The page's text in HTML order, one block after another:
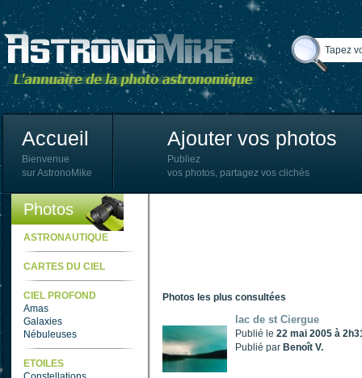
Accueil
Bienvenue
sur AstronoMike
Ajouter vos photos
Publiez
vos photos, partagez vos clichés
Photos
ASTRONAUTIQUE
CARTES DU CIEL
CIEL PROFOND
Amas
Galaxies
Nébuleuses
ETOILES
Photos les plus consultées
lac de st Ciergue
Publié le 22 mai 2005 à
Publié par Benoît V.